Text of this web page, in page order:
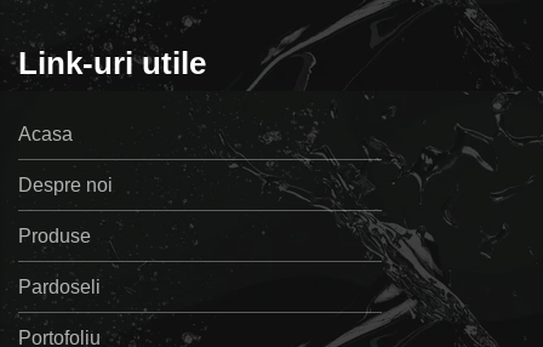
Link-uri utile
Acasa
Despre noi
Produse
Pardoseli
Portofoliu